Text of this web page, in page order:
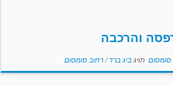
והרכבה
סומסום תויגביג ברד/רחוב סומסום